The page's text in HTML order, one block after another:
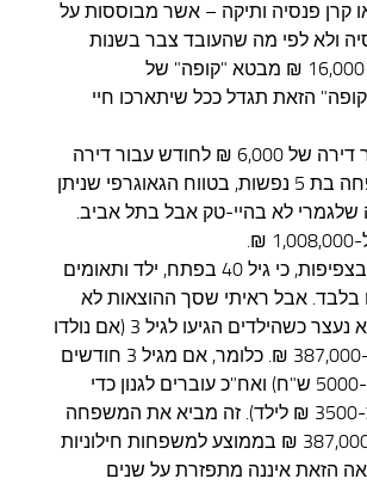
קרן פנסיה ותיקה – אשר מבוססות על
ולא לפי מה שהעובד צבר בשנות
עבודתו – סכום של 16,000 ₪ מבטא "קופה" של
₪. "הקופה" הזאת תגדל ככל שיתארכו חיי
לשלם 14 שנים שכר דירה של 6,000 ₪ לחודש עבור דירה
בת 4 חדרים למשפחה בת 5 נפשות, בטווח הגאוגרפי שניתן
שלגמרי לא בהיי-טק אבל בתל אביב.
רציתי להציע ללדת בצפיפות, כי גיל 40 בפתח, ילד ותאומים
אבל ראיתי שסך ההוצאות לא
מגיע למיליון ₪, אלא נעצר כשהילדים הגיעו לגיל 3 (אם נולדו
ב-1 בספטמבר) ב-387,000 ₪. כלומר, אם מגיל 3 חודשים
הילד עם מטפלת (כ-5000 ש"ח) ואח"כ עוברים לגנון כדי
להוזיל את העלות (כ-3500 ₪ לילד). זה מביא את המשפחה
להוצאה כוללת של 387,000 ₪ בממוצע למשפחות חילוניות
הזאת איננה מתפזרת על שנים